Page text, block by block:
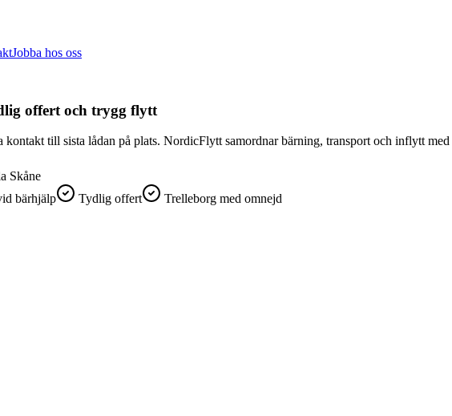
Jobba hos oss
offert och trygg flytt
kontakt till sista lådan på plats. NordicFlytt samordnar bärning, transport och inflytt
Skåne
bärhjälp Tydlig offert
Trelleborg med omnejd